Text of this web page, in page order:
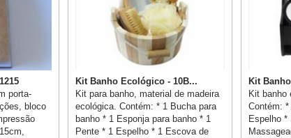
porta-
bloco
Kit Banho Ecológico - 10B...
Kit para banho, material de madeira
ecológica. Contém: * 1 Bucha para
banho * 1 Esponja para banho * 1
Pente * 1 Espelho * 1 Escova de
Kit
Kit banho
Contém:
Espelho *